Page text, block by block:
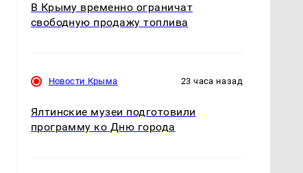
В Крыму временно ограничат
свободную продажу топлива
Новости Крыма 23 часа назад
Ялтинские музеи подготовили
программу ко Дню города